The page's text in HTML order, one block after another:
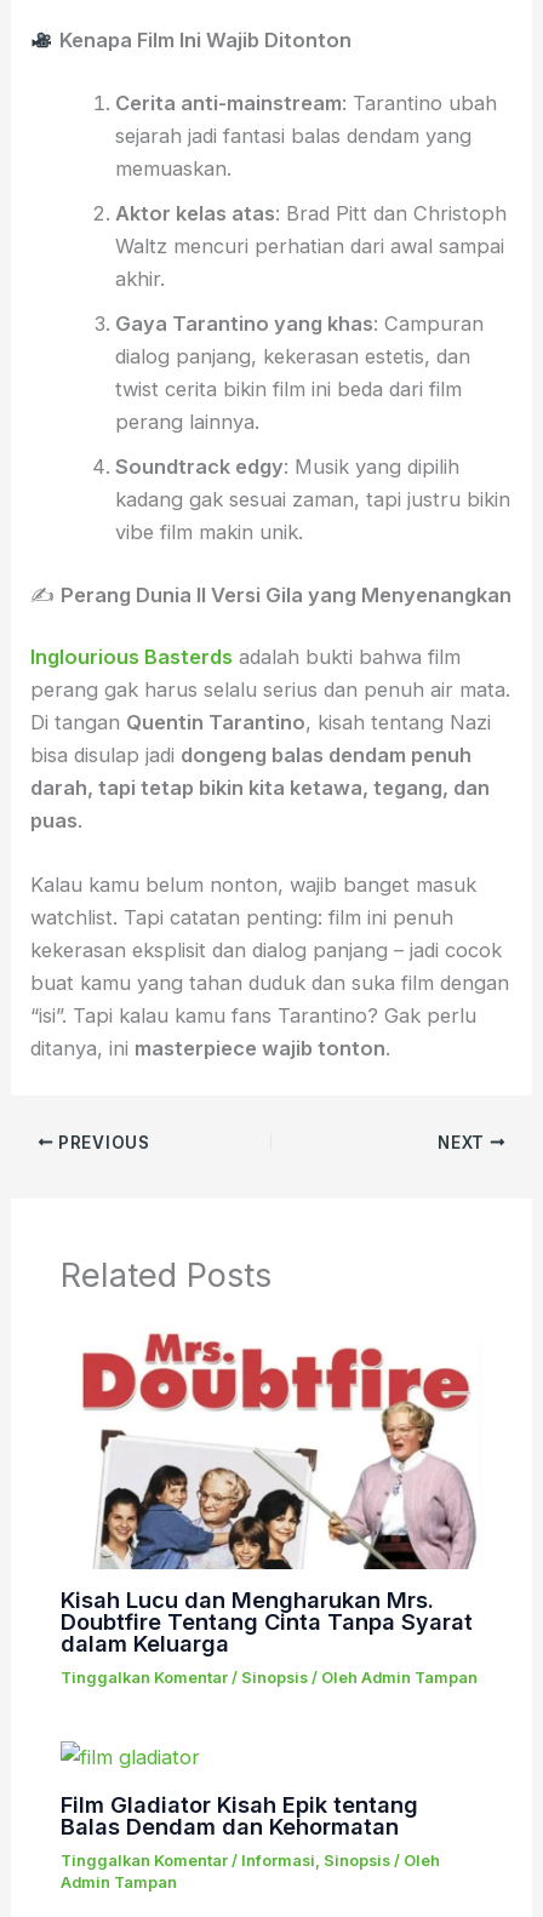
Kenapa Film Ini Wajib Ditonton
Cerita anti-mainstream: Tarantino ubah
sejarah jadi fantasi balas dendam yang
memuaskan.
Aktor kelas atas: Brad Pitt dan Christoph
Waltz mencuri perhatian dari awal sampai
akhir.
Gaya Tarantino yang khas: Campuran
dialog panjang, kekerasan estetis, dan
twist cerita bikin film ini beda dari film
perang lainnya.
Soundtrack edgy: Musik yang dipilih
kadang gak sesuai zaman, tapi justru bikin
vibe film makin unik.
✍️ Perang Dunia II Versi Gila yang Menyenangkan
Inglourious Basterds adalah bukti bahwa film
perang gak harus selalu serius dan penuh air mata.
Di tangan Quentin Tarantino, kisah tentang Nazi
bisa disulap jadi dongeng balas dendam penuh
darah, tapi tetap bikin kita ketawa, tegang, dan
puas.
Kalau kamu belum nonton, wajib banget masuk
watchlist. Tapi catatan penting: film ini penuh
kekerasan eksplisit dan dialog panjang – jadi cocok
buat kamu yang tahan duduk dan suka film dengan
“isi”. Tapi kalau kamu fans Tarantino? Gak perlu
ditanya, ini masterpiece wajib tonton.
PREVIOUS NEXT
Related Posts
Kisah Lucu dan Mengharukan Mrs.
Doubtfire Tentang Cinta Tanpa Syarat
dalam Keluarga
Tinggalkan Komentar / Sinopsis/ Oleh Admin Tampan
Film Gladiator Kisah Epik tentang
Balas Dendam dan Kehormatan
Tinggalkan Komentar / Informasi, Sinopsis/ Oleh
Admin Tampan